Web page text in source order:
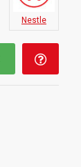
Nestle